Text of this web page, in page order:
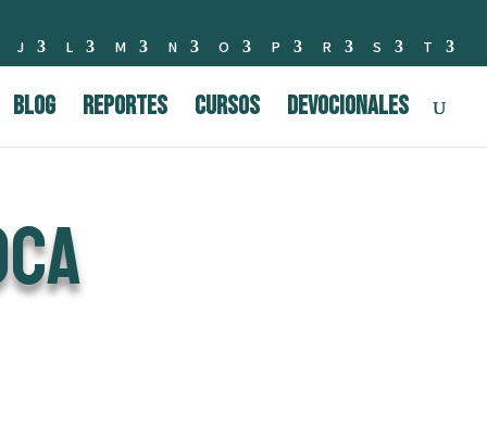
J L M N O P R S T
BLOG Reportes Cursos Devocionales